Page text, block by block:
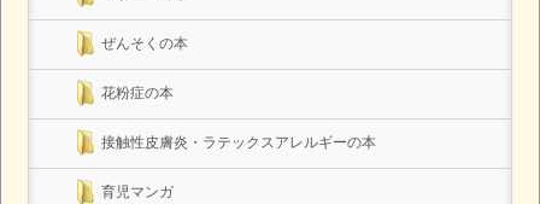
ぜんそくの本
花粉症の本
接触性皮膚炎・ラテックスアレルギーの本
育児マンガ